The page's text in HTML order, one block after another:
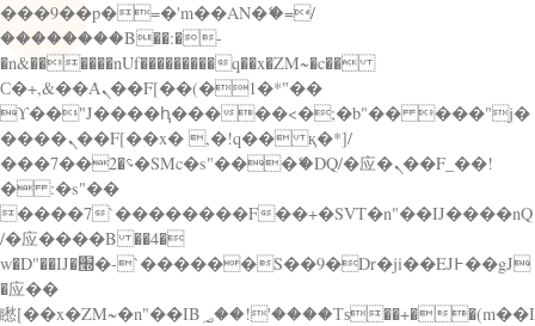
���9��p�=�'m��AN�ޭ�=/
��������B��:�-
�n&������nUf���������q��x�ZM~�c��
Ϲ�+,&��Ὰܢ��F[��(�1�*"��
ϒ��"J����ԧ�����<�;�b"�� ���"j�
����ܢ��F[��x� ,�!q�� қ�*]/
���؝�2��7�SMc�s"���ޭ�DQ/�应�ܢ��F_��!
� :�s"��
����7`��������F��+�SVT�n"��IJ����nQ
/�应����B ��4�
w�D"��IJ�׭�-`������S��9�Dr�ji��EJ߅��gJ
�应��
矁[��x�ZM~�n"��IB؃��!'����Тѕ��+��(m��I